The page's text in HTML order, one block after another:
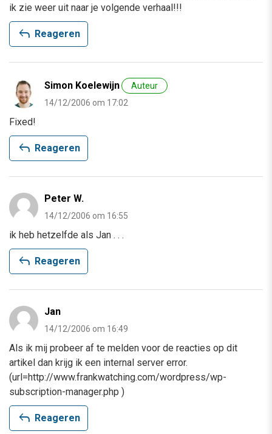
ik zie weer uit naar je volgende verhaal!!!
reply Reageren
Simon Koelewijn
Auteur
14/12/2006 om 17:02
Fixed!
reply Reageren
Peter W.
14/12/2006 om 16:55
ik heb hetzelfde als Jan . . .
reply Reageren
Jan
14/12/2006 om 16:49
Als ik mij probeer af te melden voor de reacties op dit
artikel dan krijg ik een internal server error.
(url=http://www.frankwatching.com/wordpress/wp-
subscription-manager.php )
reply Reageren